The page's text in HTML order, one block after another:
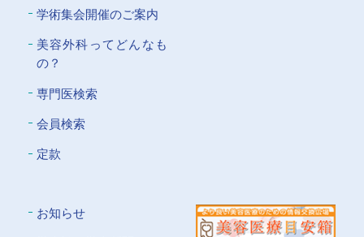
学術集会開催のご案内
美容外科ってどんなも
の？
専門医検索
会員検索
定款
お知らせ